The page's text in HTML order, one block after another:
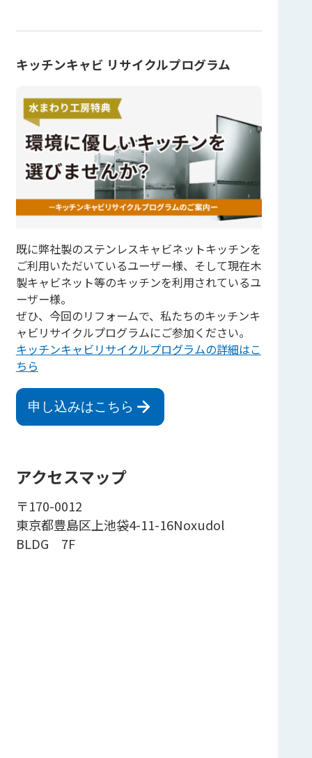
キッチンキャビ リサイクルプログラム
既に弊社製のステンレスキャビネットキッチンを
ご利用いただいているユーザー様、そして現在木
製キャビネット等のキッチンを利用されているユ
ーザー様。
ぜひ、今回のリフォームで、私たちのキッチンキ
ャビリサイクルプログラムにご参加ください。
キッチンキャビリサイクルプログラムの詳細はこ
ちら
申し込みはこちら
アクセスマップ
〒170-0012
東京都豊島区上池袋4-11-16Noxudol
BLDG 7F